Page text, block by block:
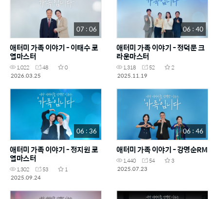
07 : 06
애터미 가족 이야기 - 이태수 로
열마스터
1,022 48
0
2026.03.25
06 : 40
애터미 가족 이야기 - 정덕문 크
라운마스터
1,318 52
2
2025.11.19
06 : 36
애터미 가족 이야기 - 정지원 로
열마스터
1,302 53
1
2025.09.24
06 : 46
애터미 가족 이야기 - 강명순RM
1,440 54
3
2025.07.23